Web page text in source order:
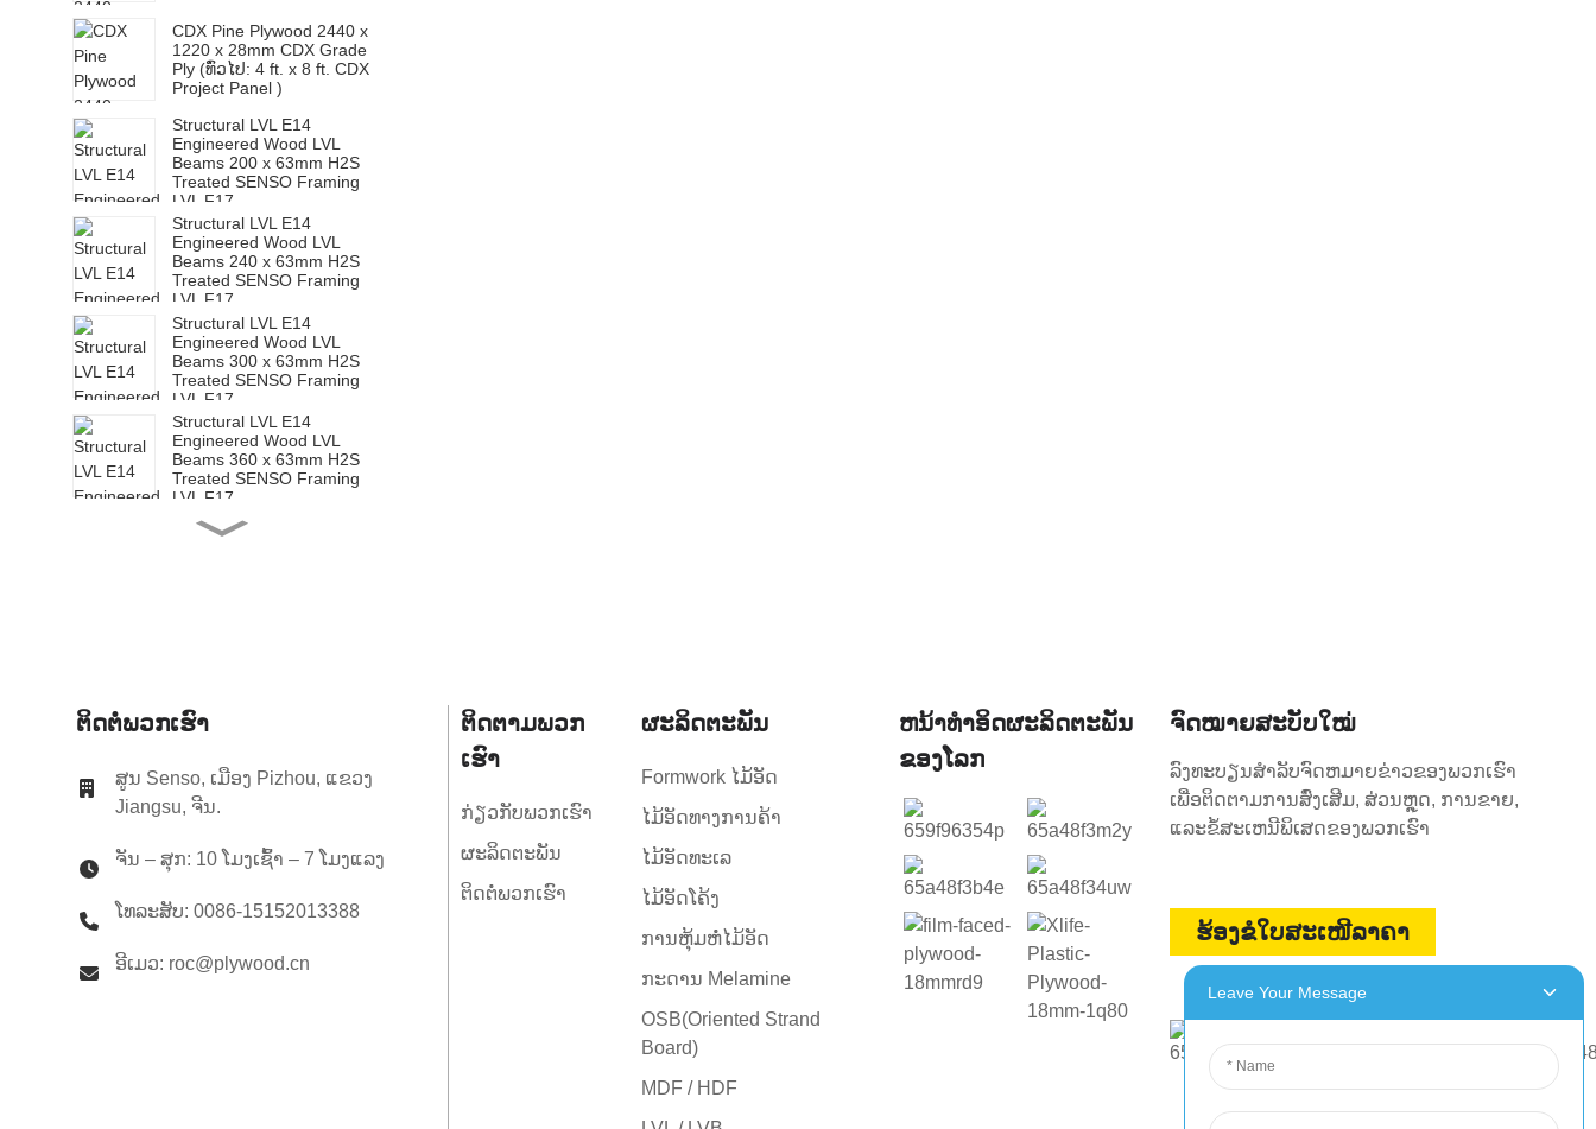
CDX Pine Plywood 2440 x
1220 x 28mm CDX Grade
Ply (ທົ່ວໄປ: 4 ft. x 8 ft. CDX
Project Panel )
Structural LVL E14
Engineered Wood LVL
Beams 200 x 63mm H2S
Treated SENSO Framing
LVL F17
Structural LVL E14
Engineered Wood LVL
Beams 240 x 63mm H2S
Treated SENSO Framing
LVL F17
Structural LVL E14
Engineered Wood LVL
Beams 300 x 63mm H2S
Treated SENSO Framing
LVL F17
Structural LVL E14
Engineered Wood LVL
Beams 360 x 63mm H2S
Treated SENSO Framing
LVL F17
Structural LVL E14
Engineered Wood LVL
ໂຄງສ້າງ LVL E14
Engineered Wood LVL
ຮັບການປິ່ນປົວ SENSO
Framing LVL F17
ໂຄງສ້າງ LVL E14
Beams 360 x 65mm H2S
ຮັບການປິ່ນປົວ SENSO
ຕິດຕໍ່ພວກເຮົາ
ສູນ Senso, ເມືອງ Pizhou, ແຂວງ
Jiangsu, ຈີນ.
ຈັນ – ສຸກ: 10 ໂມງເຊົ້າ – 7 ໂມງແລງ
ໂທລະສັບ: 0086-15152013388
ອີເມວ: roc@plywood.cn
ຕິດຕາມພວກ
ເຮົາ
ກ່ຽວກັບພວກເຮົາ
ຜະລິດຕະພັນ
ຕິດຕໍ່ພວກເຮົາ
ຜະລິດຕະພັນ
Formwork ໄມ້ອັດ
ໄມ້ອັດທາງການຄ້າ
ໄມ້ອັດທະເລ
ໄມ້ອັດໂຄ້ງ
ການຫຸ້ມຫໍ່ໄມ້ອັດ
ກະດານ Melamine
OSB(Oriented Strand
Board)
MDF / HDF
ຫນ້າທໍາອິດຜະລິດຕະພັນ
ຂອງໂລກ
ຈົດໝາຍສະບັບໃໝ່
ລົງທະບຽນສໍາລັບຈົດຫມາຍຂ່າວຂອງພວກເຮົາ
ເພື່ອຕິດຕາມການສົ່ງເສີມ, ສ່ວນຫຼຸດ, ການຂາຍ,
ແລະຂໍ້ສະເຫນີພິເສດຂອງພວກເຮົາ
ຮ້ອງຂໍໃບສະເໜີລາຄາ
Leave Your Message